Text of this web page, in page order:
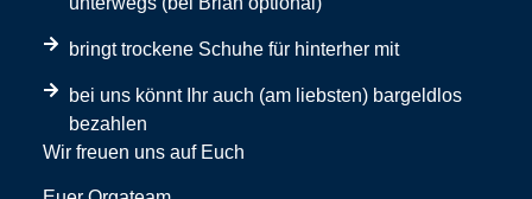
bringt trockene Schuhe für hinterher mit
bei uns könnt Ihr auch (am liebsten) bargeldlos
bezahlen
Wir freuen uns auf Euch